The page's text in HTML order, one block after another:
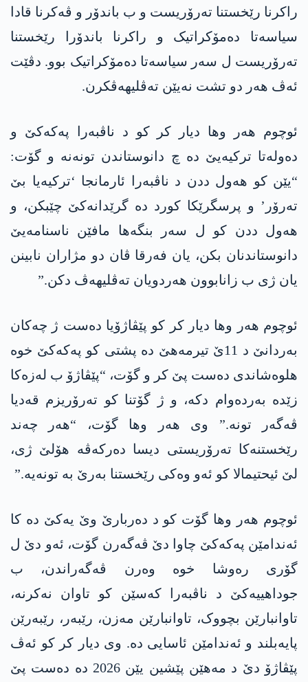
راکرنا رێخستنا تەرۆریست و ب باندۆر و ڤەکرنا قادا
سیاسەتا دەمۆکراتیک و راکرنا باندۆرا رێخستنا
تەرۆریست ل سەر سیاسەتا دەمۆکراتیک بوو. دڤێت
ئەڤ ھەر دو تشت نەیێن تەڤلیھەڤکرن.
ئوچوم ھەر وھا دیار کر کو د ناڤبەرا پەکەکێ و
دەولەتا ترکیەیێ دە چ دانوستاندن تونەنە و گۆت:
“یێن کو ھەول ددن د ناڤبەرا ئارمانجا ‘ترکیەیا بێ
تەرۆر’ و پرسگرێکا کورد دە گرێدانەکێ چێبکن، و
ھەول ددن کو ل سەر بنگەھا مافێن ناسنامەیێ
دانوستاندنان بکن، یان فەرقا ڤان دو مژاران نابینن
یان ژی ب زانابوون ھەردویان تەڤلیھەڤ دکن.”
ئوچوم ھەر وھا دیار کر کو پێڤاژۆیا دەست ژ چەکان
بەردانێ د 11ێ تیرمەھێ دە پشتی کو پەکەکێ خوە
هلوەشاندی دەست پێ کر و گۆت، “پێڤاژۆ ب لەزەکا
زێدە بەردەوام دکە، و ژ گۆتنا کو تەرۆریزم قەدیا
ڤەگەر تونە.” وی ھەر وھا گۆت، “ھەر چەند
رێخستنەکا تەرۆریستی دیسا دەرکەڤە هۆلێ ژی،
لێ ئیحتیمالا کو ئەو وەکی رێخستنا بەرێ بە تونەیە.”
ئوچوم ھەر وھا گۆت کو د دەربارێ وێ یەکێ دە کا
ئەندامێن پەکەکێ چاوا دێ ڤەگەرن گۆت، ئەو دێ ل
گۆری رەوشا خوە وەرن ڤەگەراندن، ب
جوداھییەکێ د ناڤبەرا کەسێن کو تاوان نەکرنە،
تاوانبارێن بچووک، تاوانبارێن مەزن، رێبەر، رێبەرێن
پایەبلند و ئەندامێن ئاسایی دە. وی دیار کر کو ئەڤ
پێڤاژۆ دێ د مەھێن پێشین یێن 2026 دە دەست پێ